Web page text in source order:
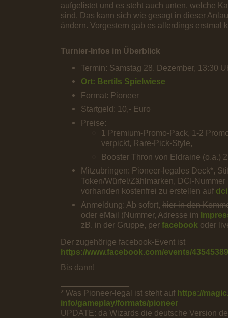
aufgelistet und es steht auch unten, welche
sind. Das kann sich wie gesagt in dieser
ändern. Vorgestern gab es allerdings erstmal
Turnier-Infos im Überblick
Termin: Samstag 28. Dezember, 13:30
Ort: Bertils Spielwiese
Format: Pioneer
Startgeld: 10,- Euro
Preise:
1 Premium-Promo-Pack, 1-2
verpickt, Rare-Pick-Style,
Booster Thron von Eldraine (o.a.)
Mitzubringen: Pioneer-legales Deck*,
Token/Würfel/Zählmarken, DCI-
vorhanden kostenfrei zu erstellen auf
Anmeldung: Ab sofort, hier in den
oder eMail (Nummer, Adresse im
zB. in der Gruppe, per facebook oder
Der zugehörige facebook-Event ist
https://www.facebook.com/events/
Bis dann!
* Was Pioneer-legal ist steht auf https://
info/gameplay/formats/pioneer
UPDATE: da Wizards die deutsche Version